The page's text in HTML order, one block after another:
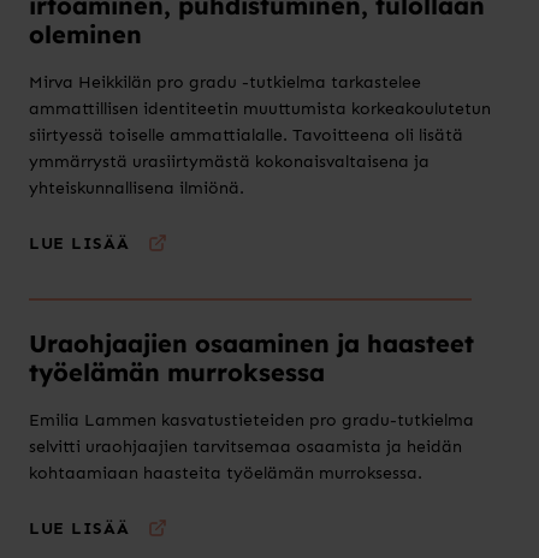
oleminen
Mirva Heikkilän pro gradu -tutkielma tarkastelee
ammattillisen identiteetin muuttumista korkeakoulutetun
siirtyessä toiselle ammattialalle. Tavoitteena oli lisätä
ymmärrystä urasiirtymästä kokonaisvaltaisena ja
yhteiskunnallisena ilmiönä.
LUE LISÄÄ
Uraohjaajien osaaminen ja haasteet
työelämän murroksessa
Emilia Lammen kasvatustieteiden pro gradu-tutkielma
selvitti uraohjaajien tarvitsemaa osaamista ja heidän
kohtaamiaan haasteita työelämän murroksessa.
LUE LISÄÄ